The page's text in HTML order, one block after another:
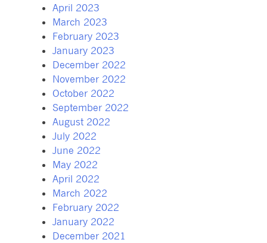
April 2023
March 2023
February 2023
January 2023
December 2022
November 2022
October 2022
September 2022
August 2022
July 2022
June 2022
May 2022
April 2022
March 2022
February 2022
January 2022
December 2021